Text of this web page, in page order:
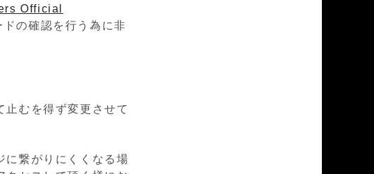
Official
の確認を行う為に非
むを得ず変更させて
繋がりにくくなる場